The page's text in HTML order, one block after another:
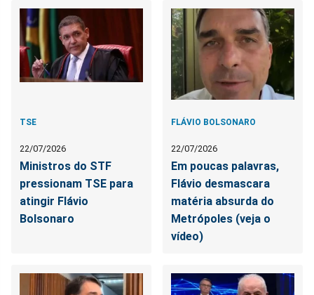
TSE
22/07/2026
Ministros do STF
pressionam TSE para
atingir Flávio
Bolsonaro
FLÁVIO BOLSONARO
22/07/2026
Em poucas palavras,
Flávio desmascara
matéria absurda do
Metrópoles (veja o
vídeo)